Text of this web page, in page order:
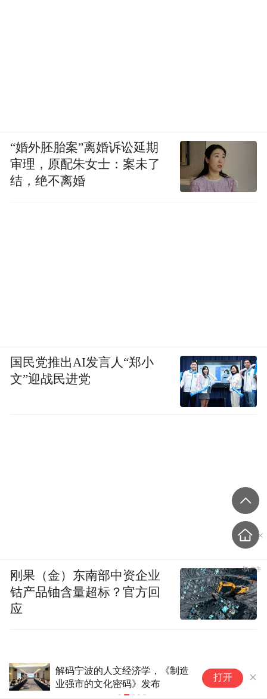
从尼山到琅琊，看见文脉薪传的
双子答卷
打开
“婚外胚胎案”离婚诉讼延期
审理，原配朱女士：案未了
结，绝不离婚
国民党推出AI发言人“郑小
文”迎战民进党
刚果（金）东南部中资企业
钴产品铀含量超标？官方回
应